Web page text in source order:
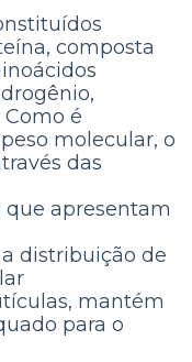
composta
é
molecular, o
das
que apresentam
distribuição de
mantém
para o